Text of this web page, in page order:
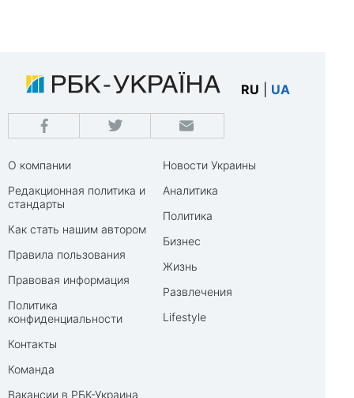
RU UA
О компании
Редакционная политика и
стандарты
Как стать нашим автором
Правила пользования
Правовая информация
Политика
конфиденциальности
Контакты
Команда
Вакансии в РБК-Украина
Новости Украины
Аналитика
Политика
Бизнес
Жизнь
Развлечения
Lifestyle